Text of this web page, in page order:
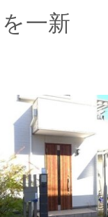
一新